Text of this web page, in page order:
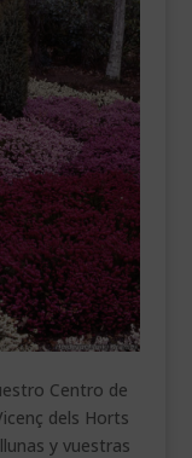
Centro de
dels Horts
y vuestras